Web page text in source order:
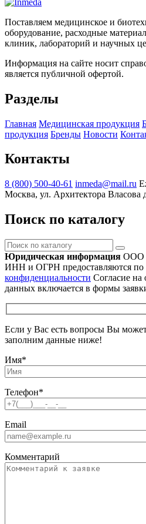
Поставляем медицинское и
оборудование, расходные
клиник, лабораторий и научных
Информация на сайте носит
является публичной офертой.
Разделы
Главная Медицинская продукция
продукция Бренды Новости
Контакты
8 (800) 500-40-61 inmeda@mail.ru
Москва, ул. Архитектора Власова
Поиск по каталогу
Поиск
по
каталогу
Юридическая информация ООО
ИНН и ОГРН предоставляются по
конфиденциальности Согласие на
данных включается в формы
Если у Вас есть вопросы Вы
заполним данные ниже!
Имя*
Телефон*
Email
Комментарий